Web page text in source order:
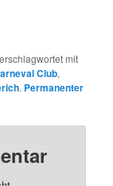
mit
Club,
. Permanenter